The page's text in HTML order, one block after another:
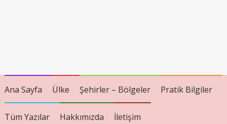
Ana Sayfa Ülke Şehirler – Bölgeler Pratik Bilgiler
Tüm Yazılar Hakkımızda İletişim